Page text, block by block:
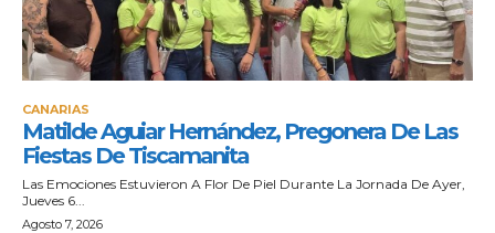
CANARIAS
Matilde Aguiar Hernández, Pregonera De Las
Fiestas De Tiscamanita
Las Emociones Estuvieron A Flor De Piel Durante La Jornada De Ayer,
Jueves 6...
Agosto 7, 2026